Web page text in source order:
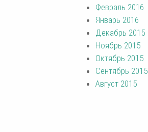
Февраль 2016
Январь 2016
Декабрь 2015
Ноябрь 2015
Октябрь 2015
Сентябрь 2015
Август 2015